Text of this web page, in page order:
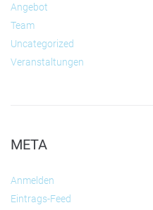
Angebot
Team
Uncategorized
Veranstaltungen
META
Anmelden
Eintrags-Feed